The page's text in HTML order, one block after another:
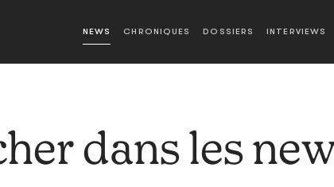
NEWS CHRONIQUES DOSSIERS INTERVIEWS
dans les